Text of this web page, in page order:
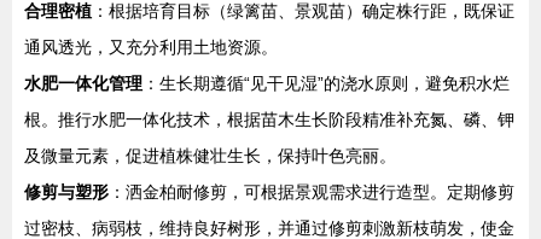
合理密植 ：根据培育目标（绿篱苗、景观苗）确定株行距，既保证
通风透光，又充分利用土地资源。
水肥一体化管理 ：生长期遵循“见干见湿”的浇水原则，避免积水烂
根。推行水肥一体化技术，根据苗木生长阶段精准补充氮、磷、钾
及微量元素，促进植株健壮生长，保持叶色亮丽。
修剪与塑形 ：洒金柏耐修剪，可根据景观需求进行造型。定期修剪
过密枝、病弱枝，维持良好树形，并通过修剪刺激新枝萌发，使金